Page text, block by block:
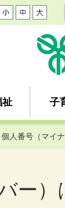
祉 子
個人番号（マイ
ー